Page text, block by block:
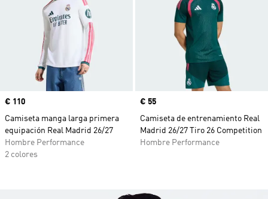
Precio
€ 110
Camiseta manga larga primera
equipación Real Madrid 26/27
Hombre Performance
2 colores
Precio
€ 55
Camiseta de entrenamiento Real
Madrid 26/27 Tiro 26 Competition
Hombre Performance